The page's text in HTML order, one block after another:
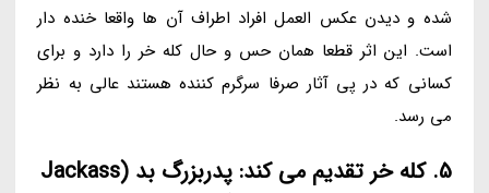
شده و دیدن عکس العمل افراد اطراف آن ها واقعا خنده دار
است. این اثر قطعا همان حس و حال کله خر را دارد و برای
کسانی که در پی آثار صرفا سرگرم کننده هستند عالی به نظر
می رسد.
5. کله خر تقدیم می کند: پدربزرگ بد (Jackass